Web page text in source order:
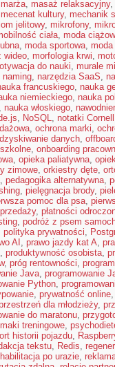
marża, masaż relaksacyjny,
mecenat kultury, mechanik
jelitowy, mikrofony,
ciała, moda
, moda sportowa,
wideo, morfologia krwi,
do nauki, murale
naming, narzędzia SaaS,
francuskiego, nauka
niemieckiego, nauka
, nauka włoskiego,
, NoSQL, notatki Cornell
, ochrona marki,
danych,
, onboarding
, opieka paliatywna,
zimowe, orkiestry dęte,
, pedagogika alternatywna,
, pielęgnacja brody,
pomoc dla psa,
, płatności
, podróż z psem
polityka prywatności,
AI , prawo jazdy kat A,
, produktywność osobista,
, próg rentowności,
Java, programowanie
Python,
, prywatność online
dla młodzieży,
do maratonu,
treningowe,
historii pojazdu,
tekstu, Redis,
po urazie,